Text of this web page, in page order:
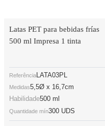
Latas PET para bebidas frías
500 ml Impresa 1 tinta
ReferênciaLATA03PL
Medidas5,5Ø x 16,7cm
Habilidade500 ml
Quantidade mín300 UDS